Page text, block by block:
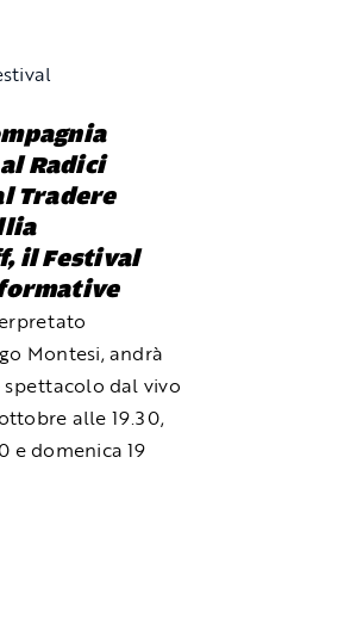
Radici
Tradere
il Festival
Montesi, andrà
spettacolo dal vivo
alle 19.30,
e domenica 19